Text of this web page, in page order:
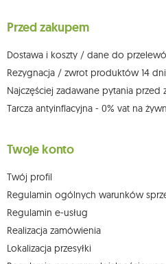
którego dokonano na podstawie zgody
możesz kontaktować się z działem
Więcej informacji: www.mouton.pl/ODO
Przed zakupem
Dostawa i koszty / dane do
Rezygnacja / zwrot produktów 14 dni
Najczęściej zadawane pytania przed
Tarcza antyinflacyjna - 0% vat na
Twoje konto
Twój profil
Regulamin ogólnych warunków
Regulamin e-usług
Realizacja zamówienia
Lokalizacja przesyłki